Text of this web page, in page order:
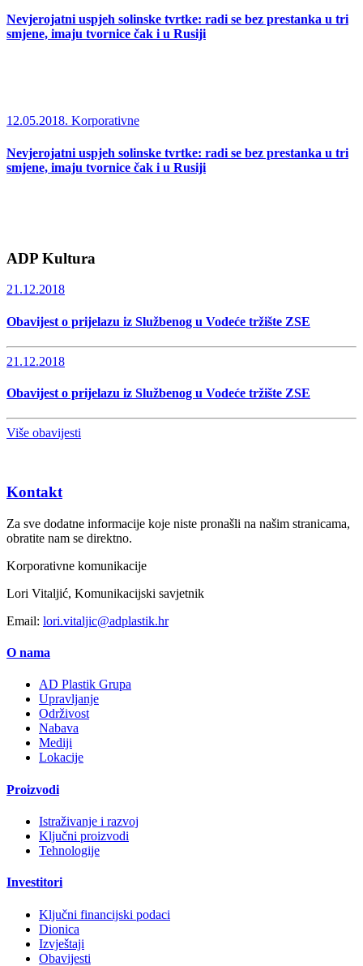
Nevjerojatni uspjeh solinske tvrtke: radi se bez prestanka u tri
smjene, imaju tvornice čak i u Rusiji
12.05.2018. Korporativne
Nevjerojatni uspjeh solinske tvrtke: radi se bez prestanka u tri
smjene, imaju tvornice čak i u Rusiji
ADP Kultura
21.12.2018
Obavijest o prijelazu iz Službenog u Vodeće tržište ZSE
21.12.2018
Obavijest o prijelazu iz Službenog u Vodeće tržište ZSE
Više obavijesti
Kontakt
Za sve dodatne informacije koje niste pronašli na našim stranicama,
obratite nam se direktno.
Korporativne komunikacije
Lori Vitaljić, Komunikacijski savjetnik
Email: lori.vitaljic@adplastik.hr
O nama
AD Plastik Grupa
Upravljanje
Održivost
Nabava
Mediji
Lokacije
Proizvodi
Istraživanje i razvoj
Ključni proizvodi
Tehnologije
Investitori
Ključni financijski podaci
Dionica
Izvještaji
Obavijesti